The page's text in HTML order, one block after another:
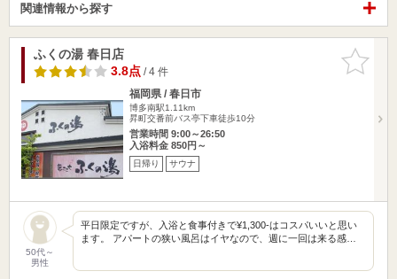
関連情報から探す
お気に入
りに追加
ふくの湯 春日店
3.8点/ 4 件
福岡県 / 春日市
博多南駅1.11km
昇町交番前バス亭下車徒歩10分
営業時間 9:00～26:50
入浴料金 850円～
日帰り サウナ
50代～
男性
平日限定ですが、入浴と食事付きで¥1,300-はコスパいいと思い
ます。 アパートの狭い風呂はイヤなので、週に一回は来る感…